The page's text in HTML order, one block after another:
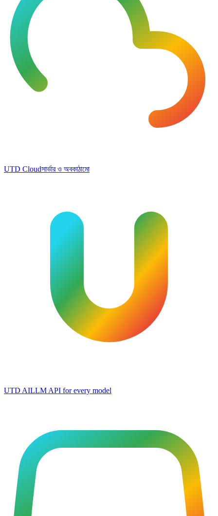
UTD Cloudসার্ভার ও অবকাঠামো
UTD AILLM API for every model